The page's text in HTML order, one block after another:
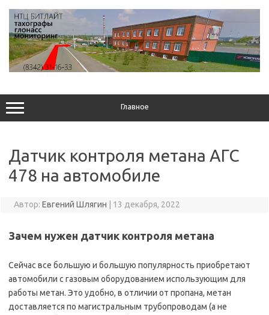
содержимому
Главное
Датчик контроля метана АГС
478 на автомобиле
Автор: Евгений Шлягин 13 декабря, 2022
Зачем нужен датчик контроля метана
Сейчас все большую и большую популярность приобретают
автомобили с газовым оборудованием использующим для
работы метан. Это удобно, в отличии от пропана, метан
доставляется по магистральным трубопроводам (а не